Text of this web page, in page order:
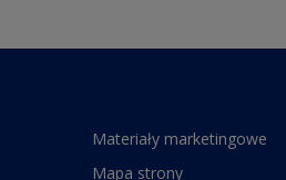
Materiały marketingowe
Mapa strony